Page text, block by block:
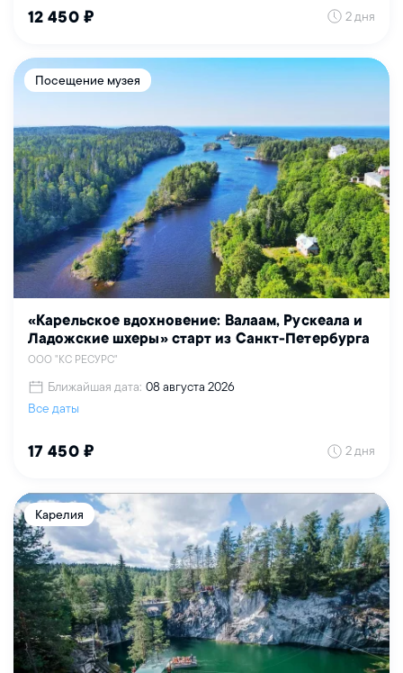
12 450 ₽ 2 дня
Посещение музея
«Карельское вдохновение: Валаам, Рускеала и
Ладожские шхеры» старт из Санкт-Петербурга
ООО "КС РЕСУРС"
Ближайшая дата: 08 августа 2026
Все даты
17 450 ₽ 2 дня
Карелия